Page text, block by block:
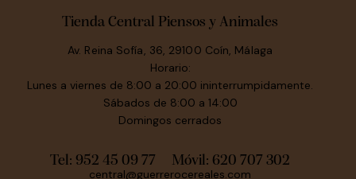
Tienda Central Piensos y Animales
Av. Reina Sofía, 36, 29100 Coín, Málaga
Horario:
Lunes a viernes de 8:00 a 20:00 ininterrumpidamente.
Sábados de 8:00 a 14:00
Domingos cerrados
Tel: 952 45 09 77 Móvil: 620 707 302
central@guerrerocereales.com